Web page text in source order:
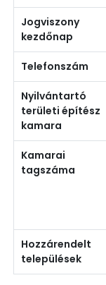
Jogviszony
kezdőnap
Telefonszám
Nyilvántartó
területi építész
kamara
Kamarai
tagszáma
Hozzárendelt
települések